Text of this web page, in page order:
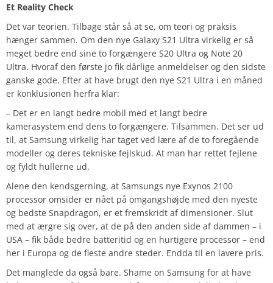
Et Reality Check
Det var teorien. Tilbage står så at se, om teori og praksis
hænger sammen. Om den nye Galaxy S21 Ultra virkelig er så
meget bedre end sine to forgængere S20 Ultra og Note 20
Ultra. Hvoraf den første jo fik dårlige anmeldelser og den sidste
ganske gode. Efter at have brugt den nye S21 Ultra i en måned
er konklusionen herfra klar:
– Det er en langt bedre mobil med et langt bedre
kamerasystem end dens to forgængere. Tilsammen. Det ser ud
til, at Samsung virkelig har taget ved lære af de to foregående
modeller og deres tekniske fejlskud. At man har rettet fejlene
og fyldt hullerne ud.
Alene den kendsgerning, at Samsungs nye Exynos 2100
processor omsider er nået på omgangshøjde med den nyeste
og bedste Snapdragon, er et fremskridt af dimensioner. Slut
med at ærgre sig over, at de på den anden side af dammen – i
USA – fik både bedre batteritid og en hurtigere processor – end
her i Europa og de fleste andre steder. Endda til en lavere pris.
Det manglede da også bare. Shame on Samsung for at have